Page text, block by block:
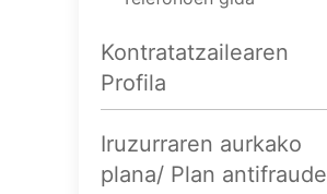
Kontratatzailearen
Profila
Iruzurraren aurkako
plana/ Plan antifraude